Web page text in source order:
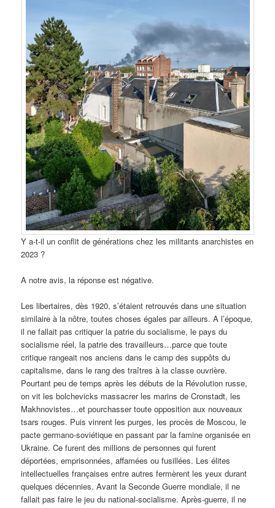
Y a-t-il un conflit de générations chez les militants anarchistes en
2023 ?
A notre avis, la réponse est négative.
Les libertaires, dès 1920, s’étaient retrouvés dans une situation
similaire à la nôtre, toutes choses égales par ailleurs. A l’époque,
il ne fallait pas critiquer la patrie du socialisme, le pays du
socialisme réel, la patrie des travailleurs…parce que toute
critique rangeait nos anciens dans le camp des suppôts du
capitalisme, dans le rang des traîtres à la classe ouvrière.
Pourtant peu de temps après les débuts de la Révolution russe,
on vit les bolchevicks massacrer les marins de Cronstadt, les
Makhnovistes…et pourchasser toute opposition aux nouveaux
tsars rouges. Puis vinrent les purges, les procès de Moscou, le
pacte germano-soviétique en passant par la famine organisée en
Ukraine. Ce furent des millions de personnes qui furent
déportées, emprisonnées, affamées ou fusillées. Les élites
intellectuelles françaises entre autres fermèrent les yeux durant
quelques décennies. Avant la Seconde Guerre mondiale, il ne
fallait pas faire le jeu du national-socialisme. Après-guerre, il ne